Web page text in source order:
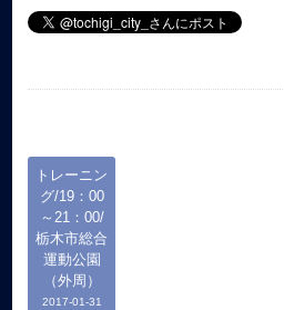
トレーニン
グ/19：00
～21：00/
栃木市総合
運動公園
（外周）
2017-01-31